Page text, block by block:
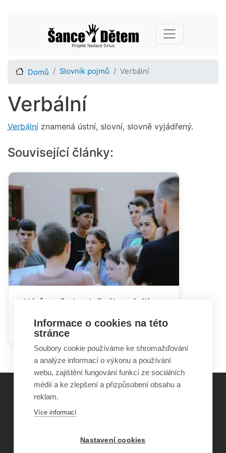
hlavnímu
obsahu
Main navigation
Domů Slovník pojmů Verbální
Verbální
Verbální znamená ústní, slovní, slovně vyjádřený.
Související články:
Nárůst předsudečného násilí u
možnosti prevence
©Obecně prospěšná společnost Sirius
ISSN 1805-8876
Informace o cookies na této
stránce
Soubory cookie používáme ke shromažďování
a analýze informací o výkonu a používání
webu, zajištění fungování funkcí ze sociálních
médií a ke zlepšení a přizpůsobení obsahu a
reklam.
Více informací
Nastavení cookies